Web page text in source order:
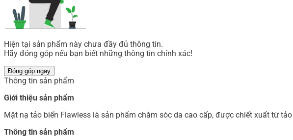
Hiện tại sản phẩm này chưa đầy đủ thông tin.
Hãy đóng góp nếu bạn biết những thông tin chính xác!
Đóng góp ngay
Thông tin sản phẩm
Giới thiệu sản phẩm
Mặt nạ tảo biển Flawless là sản phẩm chăm sóc da cao cấp, được chiết xuất từ
Thông tin sản phẩm